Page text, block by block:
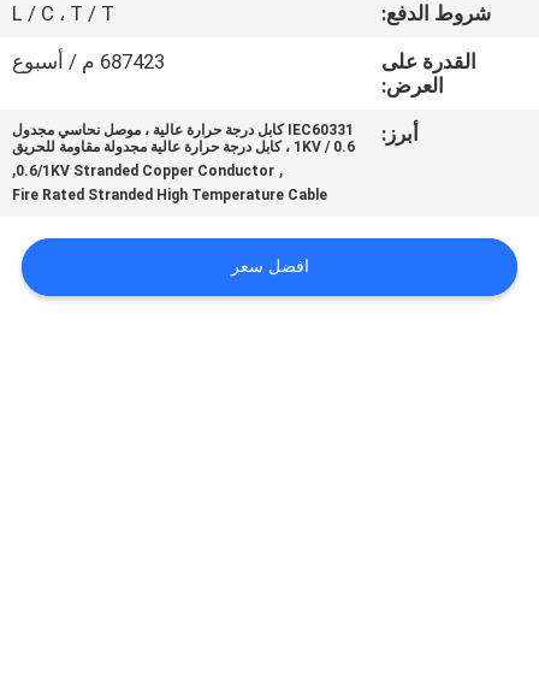
المعمل
بنا
شروط الدفع:
L / C ، T / T
القدرة على
العرض:
687423 م / أسبوع
أبرز:
IEC60331 كابل درجة حرارة عالية ، موصل نحاسي مجدول
0.6 / 1KV ، كابل درجة حرارة عالية مجدولة مقاومة للحريق
,
0.6/1KV Stranded Copper Conductor
,
Fire Rated Stranded High Temperature Cable
افضل سعر